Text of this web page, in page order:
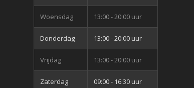
Woensdag 13:00 - 20:00 uur
Donderdag 13:00 - 20:00 uur
Vrijdag 13:00 - 20:00 uur
Zaterdag 09:00 - 16:30 uur